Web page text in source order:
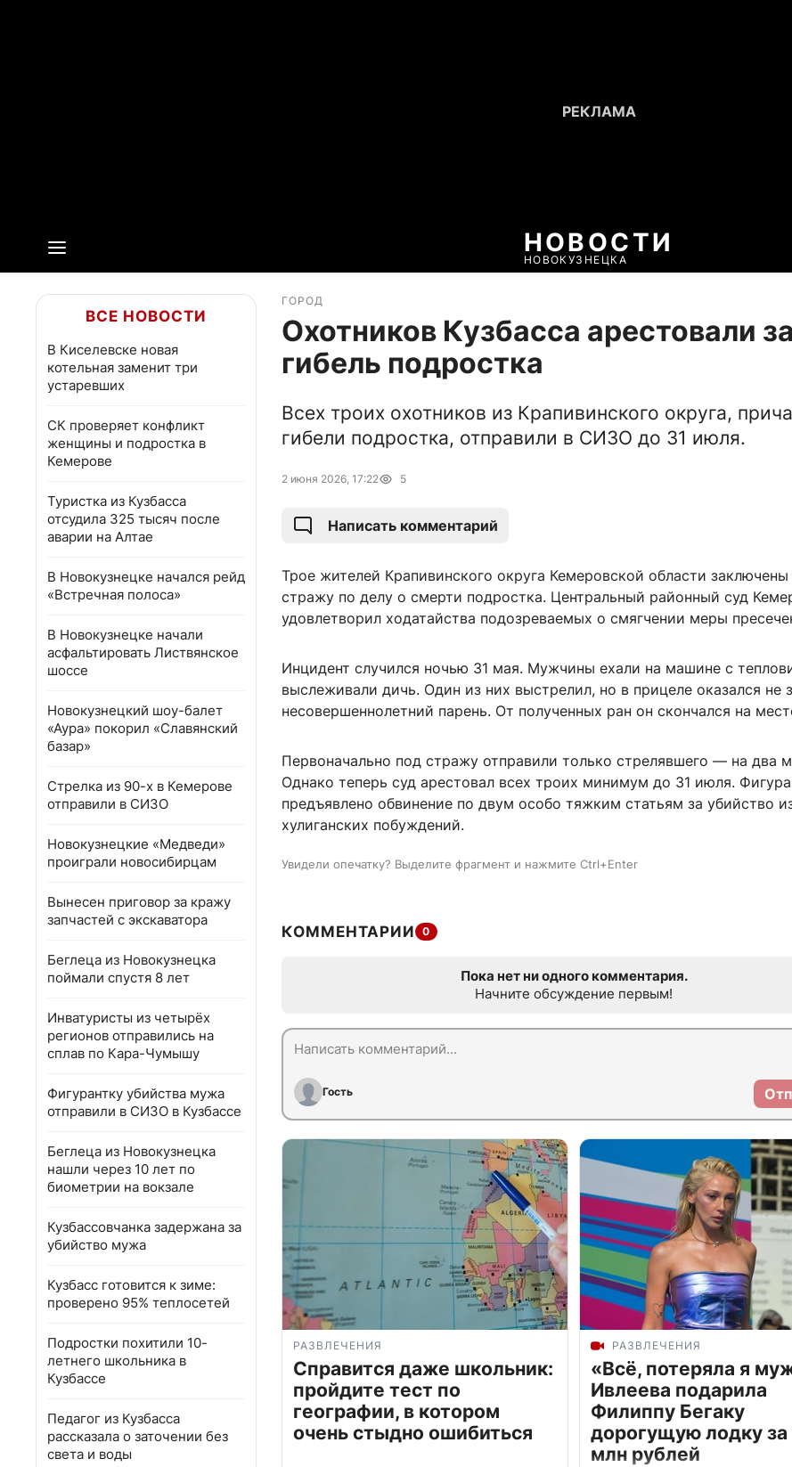
НОВОСТИ
НОВОКУЗНЕЦКА
ВСЕ НОВОСТИ
В Киселевске новая
котельная заменит три
устаревших
СК проверяет конфликт
женщины и подростка в
Кемерове
Туристка из Кузбасса
отсудила 325 тысяч после
аварии на Алтае
В Новокузнецке начался рейд
«Встречная полоса»
В Новокузнецке начали
асфальтировать Листвянское
шоссе
Новокузнецкий шоу-балет
«Аура» покорил «Славянский
базар»
Стрелка из 90-х в Кемерове
отправили в СИЗО
Новокузнецкие «Медведи»
проиграли новосибирцам
Вынесен приговор за кражу
запчастей с экскаватора
Беглеца из Новокузнецка
поймали спустя 8 лет
Инватуристы из четырёх
регионов отправились на
сплав по Кара-Чумышу
Фигурантку убийства мужа
отправили в СИЗО в Кузбассе
Беглеца из Новокузнецка
нашли через 10 лет по
биометрии на вокзале
Кузбассовчанка задержана за
убийство мужа
Кузбасс готовится к зиме:
проверено 95% теплосетей
Подростки похитили 10-
летнего школьника в
Кузбассе
Педагог из Кузбасса
рассказала о заточении без
света и воды
ГОРОД
Охотников Кузбасса арестовали за
гибель подростка
Всех троих охотников из Крапивинского округа,
гибели подростка, отправили в СИЗО до 31 июля.
2 июня 2026, 17:22 5
Написать комментарий
Трое жителей Крапивинского округа Кемеровской области
стражу по делу о смерти подростка. Центральный районный суд
удовлетворил ходатайства подозреваемых о смягчении меры
Инцидент случился ночью 31 мая. Мужчины ехали на машине с
выслеживали дичь. Один из них выстрелил, но в прицеле оказался не
несовершеннолетний парень. От полученных ран он скончался на
Первоначально под стражу отправили только стрелявшего — на два
Однако теперь суд арестовал всех троих минимум до 31 июля.
предъявлено обвинение по двум особо тяжким статьям за убийство
хулиганских побуждений.
Увидели опечатку? Выделите фрагмент и нажмите Ctrl+Enter
КОММЕНТАРИИ 0
Пока нет ни одного комментария.
Начните обсуждение первым!
Гость
РАЗВЛЕЧЕНИЯ
Справится даже школьник:
пройдите тест по
географии, в котором
очень стыдно ошибиться
РАЗВЛЕЧЕНИЯ
«Всё, потеряла я
Ивлеева подарила
Филиппу Бегаку
дорогущую лодку за
млн рублей